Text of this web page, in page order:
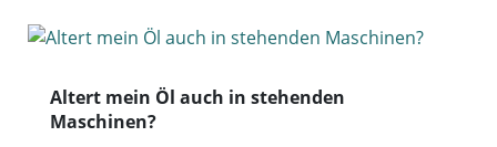
Altert mein Öl auch in stehenden
Maschinen?